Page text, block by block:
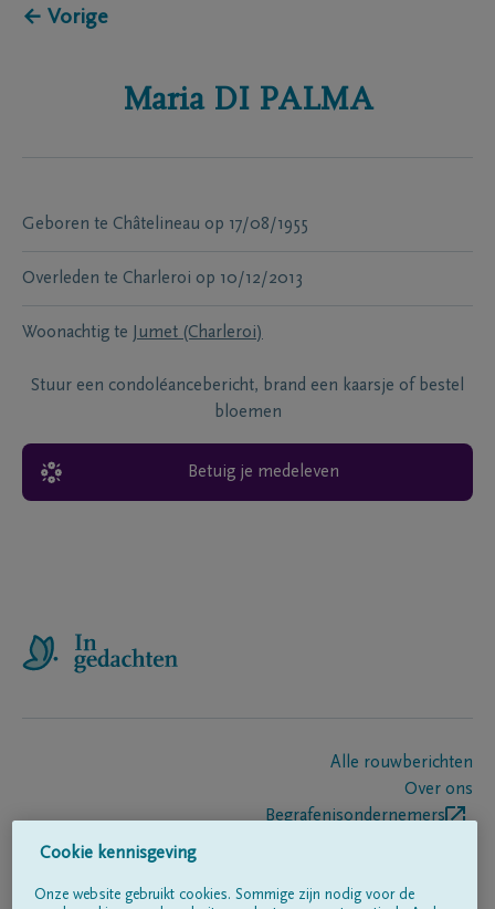
← Vorige
Maria DI PALMA
Geboren te Châtelineau op 17/08/1955
Overleden te Charleroi op 10/12/2013
Woonachtig te Jumet (Charleroi)
Stuur een condoléancebericht, brand een kaarsje of bestel
bloemen
Betuig je medeleven
Alle rouwberichten
Over ons
Begrafenisondernemers
Cookie kennisgeving
Onze website gebruikt cookies. Sommige zijn nodig voor de